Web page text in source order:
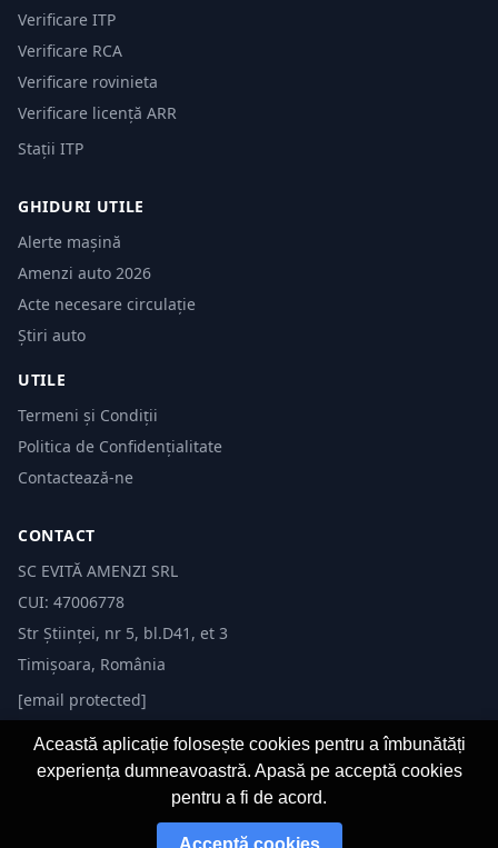
Verificare ITP
Verificare RCA
Verificare rovinieta
Verificare licență ARR
Stații ITP
GHIDURI UTILE
Alerte mașină
Amenzi auto 2026
Acte necesare circulație
Știri auto
UTILE
Termeni și Condiții
Politica de Confidențialitate
Contactează-ne
CONTACT
SC EVITĂ AMENZI SRL
CUI: 47006778
Str Științei, nr 5, bl.D41, et 3
Timișoara, România
[email protected]
© 2026 Evită Amenzi. Toate drepturile rezervate.
Această aplicație folosește cookies pentru a îmbunătăți
experiența dumneavoastră. Apasă pe acceptă cookies
pentru a fi de acord.
Acceptă cookies